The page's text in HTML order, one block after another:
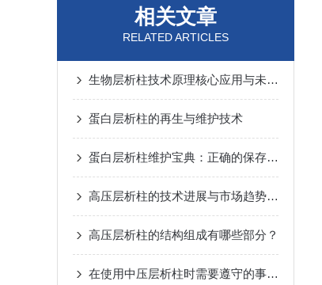
相关文章
RELATED ARTICLES
生物层析柱技术原理核心应用与未来发展趋势深度解析
蛋白层析柱的再生与维护技术
蛋白层析柱维护宝典：正确的保存方法与避免柱床干涸的关键要点
高压层析柱的技术进展与市场趋势分析
高压层析柱的结构组成有哪些部分？
在使用中压层析柱时需要遵守的事项分享